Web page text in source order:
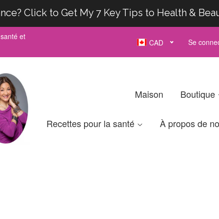
Click to Get My 7 Key Tips to Health &
et
CAD Se
Maison Boutique
Recettes pour la santé À propos de